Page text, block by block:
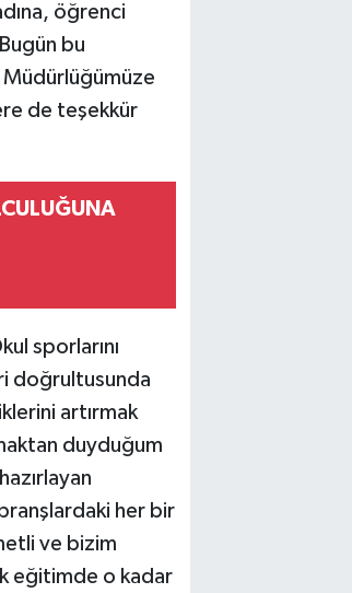
öğrenci
bu
de teşekkür
sporlarını
doğrultusunda
artırmak
duyduğum
her bir
ve bizim
eğitimde o kadar